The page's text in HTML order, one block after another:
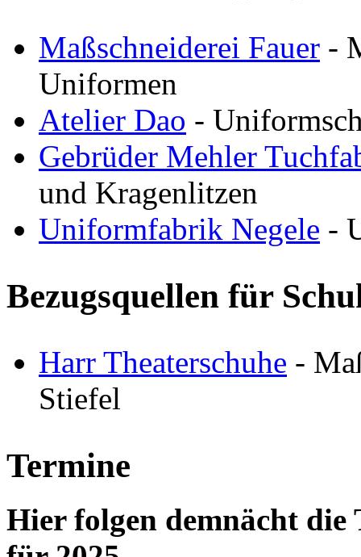
Maßschneiderei Fauer -
Uniformen
Atelier Dao -
Gebrüder Mehler
und Kragenlitzen
Uniformfabrik Negele -
Bezugsquellen für
Harr Theaterschuhe -
Stiefel
Termine
Hier folgen demnächt